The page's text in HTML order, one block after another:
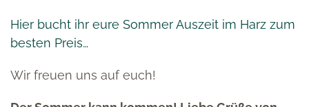
Hier bucht ihr eure Sommer Auszeit im Harz zum
besten Preis…
Wir freuen uns auf euch!